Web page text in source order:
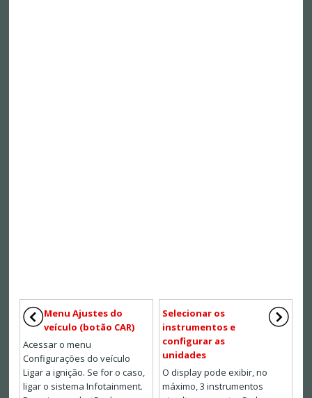
Menu Ajustes do
veículo (botão CAR)
Acessar o menu
Configurações do veículo
Ligar a ignição. Se for o caso,
ligar o sistema Infotainment.
Selecionar os
instrumentos e
configurar as
unidades
O display pode exibir, no
máximo, 3 instrumentos